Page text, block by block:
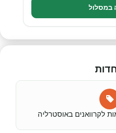
במסלול
לקרוואנים באוסטרליה